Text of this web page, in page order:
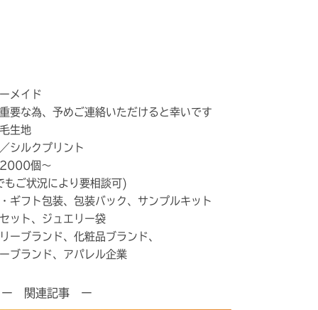
メイド
要な為、予めご連絡いただけると幸いです
生地
シルクプリント
2000個～
もご状況により要相談可)
ギフト包装、包装バック、サンプルキット
ット、ジュエリー袋
ーブランド、化粧品ブランド、
ブランド、アパレル企業
ー 関連記事 ー